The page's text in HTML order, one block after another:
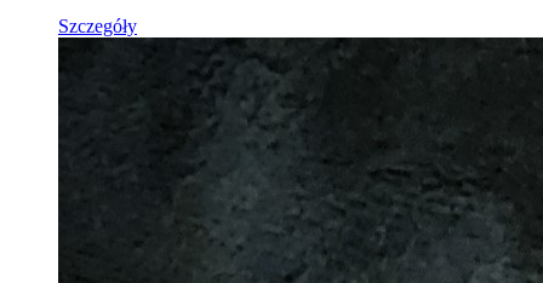
Szczegóły